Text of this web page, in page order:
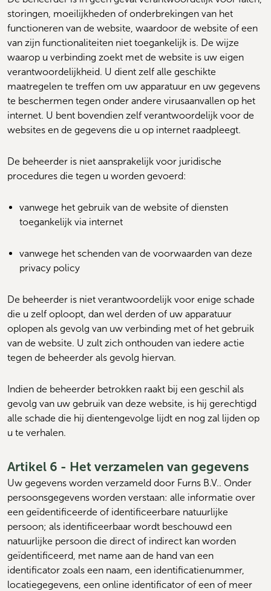
storingen, moeilijkheden of onderbrekingen van het
functioneren van de website, waardoor de website of een
van zijn functionaliteiten niet toegankelijk is. De wijze
waarop u verbinding zoekt met de website is uw eigen
verantwoordelijkheid. U dient zelf alle geschikte
maatregelen te treffen om uw apparatuur en uw gegevens
te beschermen tegen onder andere virusaanvallen op het
internet. U bent bovendien zelf verantwoordelijk voor de
websites en de gegevens die u op internet raadpleegt.
De beheerder is niet aansprakelijk voor juridische
procedures die tegen u worden gevoerd:
vanwege het gebruik van de website of diensten
toegankelijk via internet
vanwege het schenden van de voorwaarden van deze
privacy policy
De beheerder is niet verantwoordelijk voor enige schade
die u zelf oploopt, dan wel derden of uw apparatuur
oplopen als gevolg van uw verbinding met of het gebruik
van de website. U zult zich onthouden van iedere actie
tegen de beheerder als gevolg hiervan.
Indien de beheerder betrokken raakt bij een geschil als
gevolg van uw gebruik van deze website, is hij gerechtigd
alle schade die hij dientengevolge lijdt en nog zal lijden op
u te verhalen.
Artikel 6 - Het verzamelen van gegevens
Uw gegevens worden verzameld door Furns B.V.. Onder
persoonsgegevens worden verstaan: alle informatie over
een geïdentificeerde of identificeerbare natuurlijke
persoon; als identificeerbaar wordt beschouwd een
natuurlijke persoon die direct of indirect kan worden
geïdentificeerd, met name aan de hand van een
identificator zoals een naam, een identificatienummer,
locatiegegevens, een online identificator of een of meer